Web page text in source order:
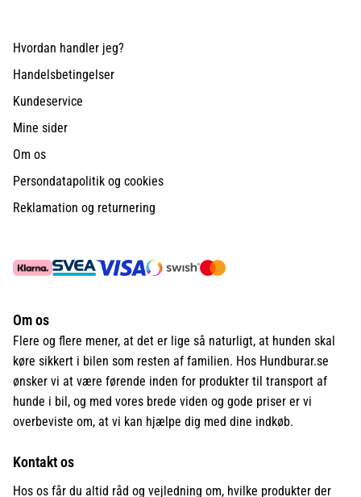
Hvordan handler jeg?
Handelsbetingelser
Kundeservice
Mine sider
Om os
Persondatapolitik og cookies
Reklamation og returnering
Om os
Flere og flere mener, at det er lige så naturligt, at hunden skal
køre sikkert i bilen som resten af familien. Hos Hundburar.se
ønsker vi at være førende inden for produkter til transport af
hunde i bil, og med vores brede viden og gode priser er vi
overbeviste om, at vi kan hjælpe dig med dine indkøb.
Kontakt os
Hos os får du altid råd og vejledning om, hvilke produkter der